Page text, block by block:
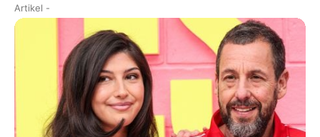
Artikel -